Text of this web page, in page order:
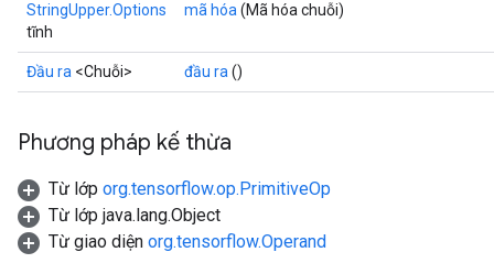
StringUpper.Options
tĩnh
mã hóa (Mã hóa chuỗi)
Đầu ra <Chuỗi> đầu ra ()
Phương pháp kế thừa
Từ lớp org.tensorflow.op.PrimitiveOp
Từ lớp java.lang.Object
Từ giao diện org.tensorflow.Operand